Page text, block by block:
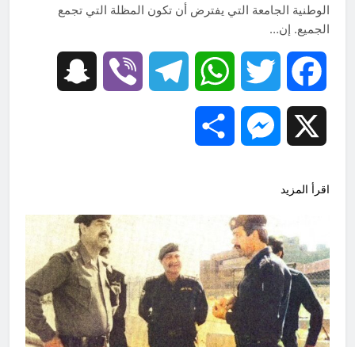
الوطنية الجامعة التي يفترض أن تكون المظلة التي تجمع
الجميع. إن…
Facebook
Twitter
WhatsApp
Telegram
Viber
Messenger
اقرأ المزيد